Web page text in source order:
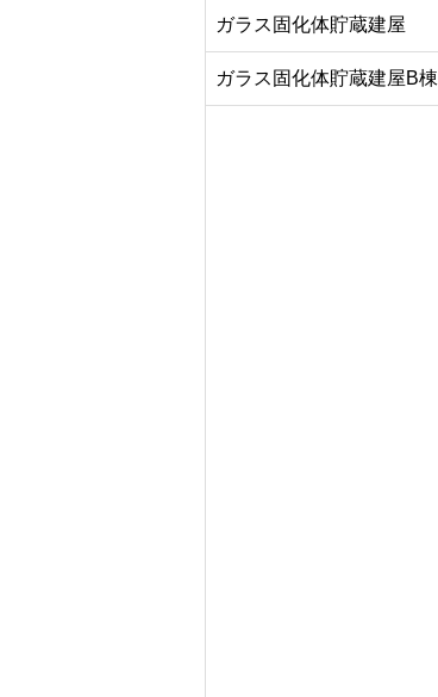
ガラス固化体貯蔵建屋
ガラス固化体貯蔵建屋B棟